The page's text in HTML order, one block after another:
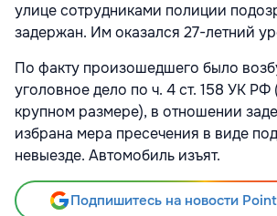
улице сотрудниками полиции
задержан. Им оказался 27-летний
По факту произошедшего было
уголовное дело по ч. 4 ст. 158 УК
крупном размере), в отношении
избрана мера пресечения в виде
невыезде. Автомобиль изъят.
Подпишитесь на новости